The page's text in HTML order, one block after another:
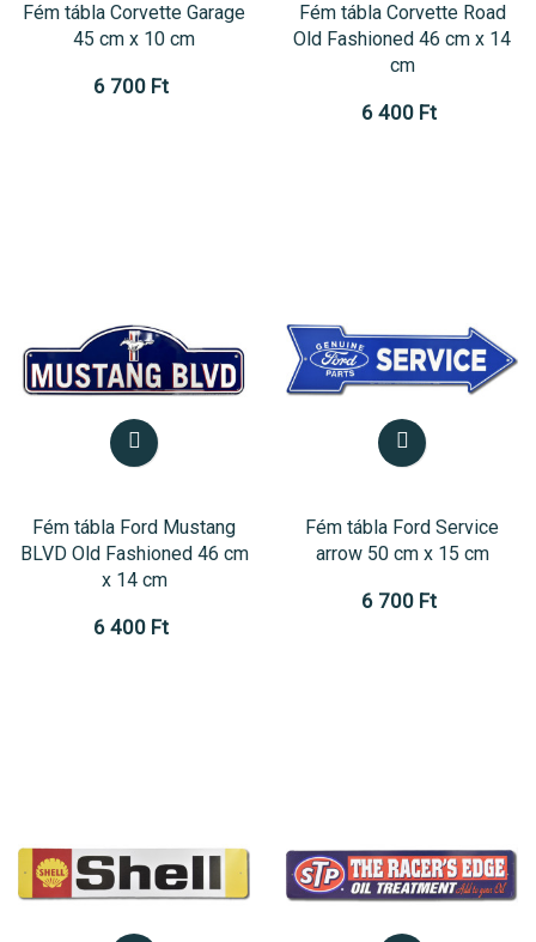
Fém tábla Corvette Garage
45 cm x 10 cm
6 700 Ft
Fém tábla Corvette Road
Old Fashioned 46 cm x 14
cm
6 400 Ft
Fém tábla Ford Mustang
BLVD Old Fashioned 46 cm
x 14 cm
6 400 Ft
Fém tábla Ford Service
arrow 50 cm x 15 cm
6 700 Ft